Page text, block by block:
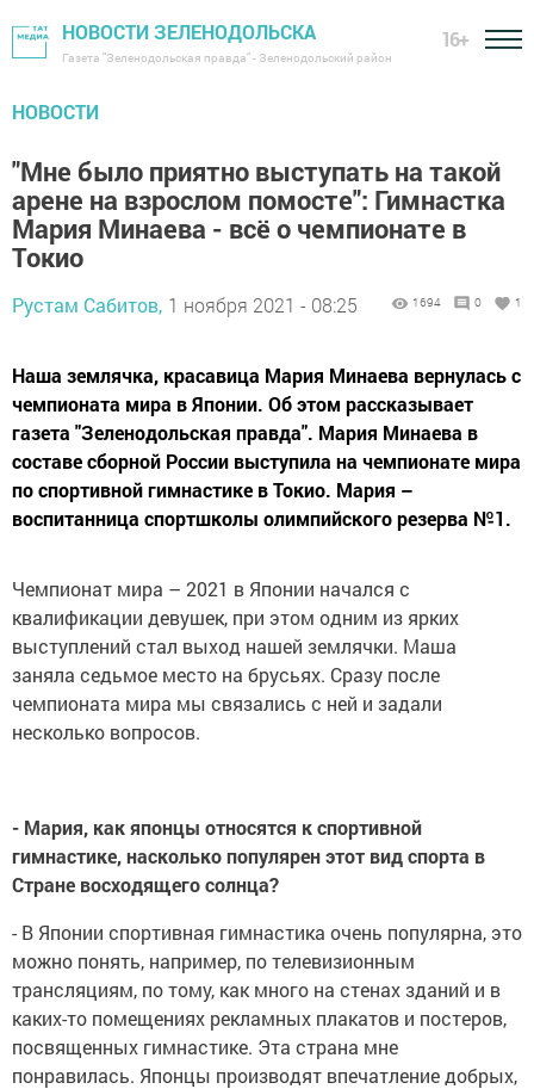
НОВОСТИ ЗЕЛЕНОДОЛЬСКА
Газета "Зеленодольская правда" - Зеленодольский район
16+
НОВОСТИ
"Мне было приятно выступать на такой
арене на взрослом помосте": Гимнастка
Мария Минаева - всё о чемпионате в
Токио
Рустам Сабитов, 1 ноября 2021 - 08:25 1694 0 1
Наша землячка, красавица Мария Минаева вернулась с
чемпионата мира в Японии. Об этом рассказывает
газета "Зеленодольская правда". Мария Минаева в
составе сборной России выступила на чемпионате мира
по спортивной гимнастике в Токио. Мария –
воспитанница спортшколы олимпийского резерва №1.
Чемпионат мира – 2021 в Японии начался с
квалификации девушек, при этом одним из ярких
выступлений стал выход нашей землячки. Маша
заняла седьмое место на брусьях. Сразу после
чемпионата мира мы связались с ней и задали
несколько вопросов.
- Мария, как японцы относятся к спортивной
гимнастике, насколько популярен этот вид спорта в
Стране восходящего солнца?
- В Японии спортивная гимнастика очень популярна, это
можно понять, например, по телевизионным
трансляциям, по тому, как много на стенах зданий и в
каких-то помещениях рекламных плакатов и постеров,
посвященных гимнастике. Эта страна мне
понравилась. Японцы производят впечатление добрых,